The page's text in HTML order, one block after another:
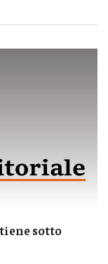
sotto